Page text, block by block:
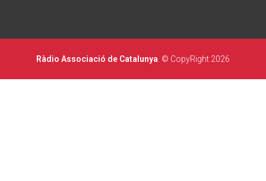
Ràdio Associació de Catalunya . © CopyRight 2026